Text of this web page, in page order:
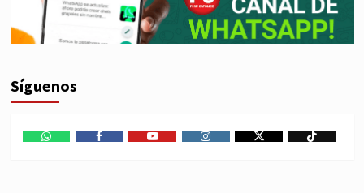
Síguenos